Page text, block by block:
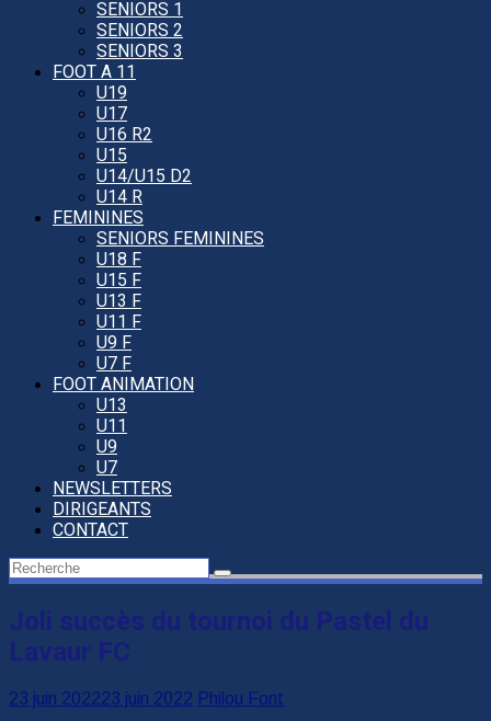
SENIORS 1
SENIORS 2
SENIORS 3
FOOT A 11
U19
U17
U16 R2
U15
U14/U15 D2
U14 R
FEMININES
SENIORS FEMININES
U18 F
U15 F
U13 F
U11 F
U9 F
U7 F
FOOT ANIMATION
U13
U11
U9
U7
NEWSLETTERS
DIRIGEANTS
CONTACT
Joli succès du tournoi du Pastel du
Lavaur FC
23 juin 202223 juin 2022 Philou Font